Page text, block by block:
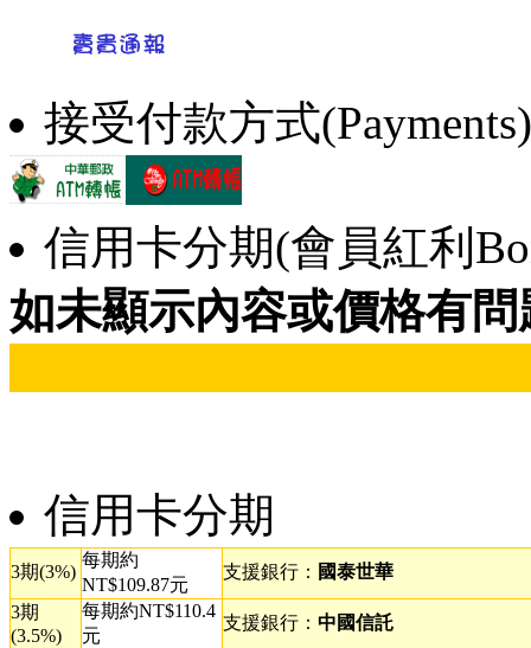
接受付款方式
信用卡分期(會員紅利
如未顯示內容或價格有
信用卡分期
3期(3%)
每期約
NT$109.87元
支援銀行： 國泰世華
3期
(3.5%)
每期約NT$110.4
元
支援銀行： 中國信託